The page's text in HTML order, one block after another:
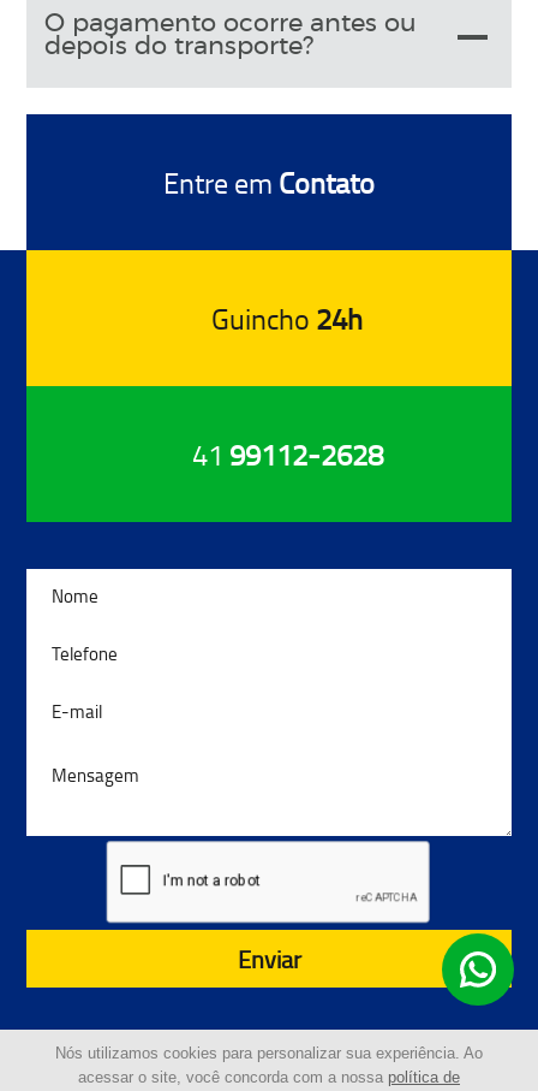
Nós utilizamos cookies para personalizar sua experiência. Ao
acessar o site, você concorda com a nossa política de
O pagamento ocorre antes ou
depois do transporte?
Guincho 24h
Entre em Contato
41 99112-2628
Enviar